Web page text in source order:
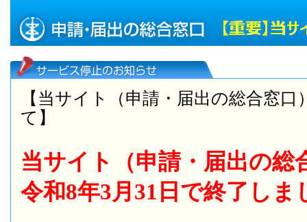
【当サイト（申請・届出の総合窓
て】
当サイト（申請・届出の総
令和8年3月31日で終了しま